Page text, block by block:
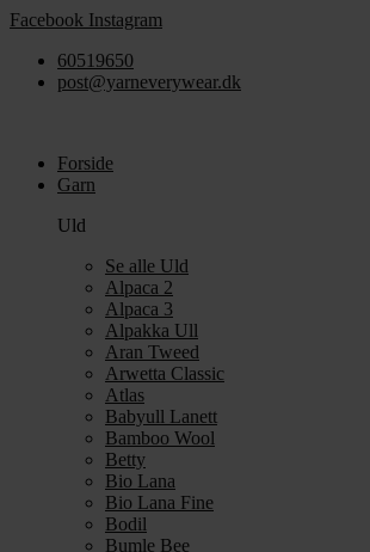
Videre
indhold
Facebook Instagram
60519650
post@yarneverywear.dk
Forside
Garn
Uld
Se alle Uld
Alpaca 2
Alpaca 3
Alpakka Ull
Aran Tweed
Arwetta Classic
Atlas
Babyull Lanett
Bamboo Wool
Betty
Bio Lana
Bio Lana Fine
Bodil
Bumle Bee